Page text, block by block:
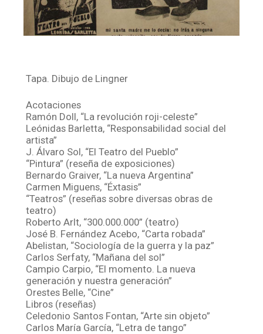
Tapa. Dibujo de Lingner
Acotaciones
Ramón Doll, “La revolución roji-celeste”
Leónidas Barletta, “Responsabilidad social del
artista”
J. Álvaro Sol, “El Teatro del Pueblo”
“Pintura” (reseña de exposiciones)
Bernardo Graiver, “La nueva Argentina”
Carmen Miguens, “Éxtasis”
“Teatros” (reseñas sobre diversas obras de
teatro)
Roberto Arlt, “300.000.000” (teatro)
José B. Fernández Acebo, “Carta robada”
Abelistan, “Sociología de la guerra y la paz”
Carlos Serfaty, “Mañana del sol”
Campio Carpio, “El momento. La nueva
generación y nuestra generación”
Orestes Belle, “Cine”
Libros (reseñas)
Celedonio Santos Fontan, “Arte sin objeto”
Carlos María García, “Letra de tango”